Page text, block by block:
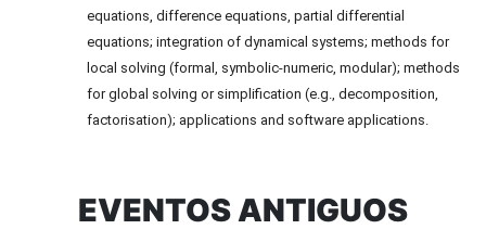
equations, difference equations, partial differential
equations; integration of dynamical systems; methods for
local solving (formal, symbolic-numeric, modular); methods
for global solving or simplification (e.g., decomposition,
factorisation); applications and software applications.
EVENTOS ANTIGUOS